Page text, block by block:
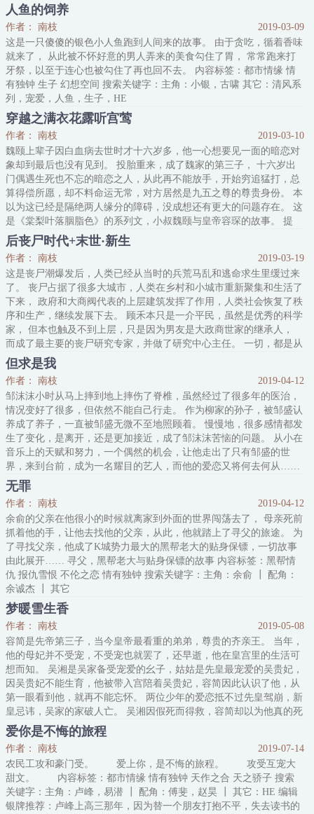
容标签：穿越时空 宫廷侯爵 情有独钟 天之骄子 搜索关键字：主角：
季衡，杨钦显（皇帝） ┃ 配角：许七郎，许氏，季大人，三姐儿，
赵致礼，
人鱼的饲养
作者： 南枝
2019-03-09
这是一只傻傻的银色小人鱼跑到人间来的故事。 由于贪吃，循着香味
就来了， 从此被不怀好意的男人弄来的美食勾住了胃， 常常跑来打
牙祭，以至于连心也被勾住了再也回不去。 内容标签：都市情缘 情
有独钟 生子 幻想空间 搜索关键字：主角：小银，古啸 其它：清风系
列，宠爱，人鱼，生子，HE
穿越之满衣花露听宫莺
作者： 南枝
2019-03-10
魏颐上辈子因白血病去世时才十六岁多，他一心想要见一面的暗恋对
象却到最后也没有见到。 投胎重来，成了魏家的第三子， 十六岁出
门偶遇生死也不忘的暗恋之人，从此再不能放手，开始穷追猛打，总
算得偿所愿，却不料命运无常，对方居然是九五之尊的尊贵身份。 本
以为这已经是隔绝两人缘分的障碍，没成想还有更大的问题存在。 这
是《棠梨叶落胭脂色》的系列文，小叔魏颐与皇帝容琛的故事。 提
示：本文穿越，古代宫廷，年上，父子，雷！ 内容标签：穿越时空
宫廷侯爵 情有独钟 不伦之恋 主角：魏颐，容琛 ┃┃ 其它：父子，
年
后丧尸时代+末世·新生
作者： 南枝
2019-03-19
这是丧尸潮爆发后，人类已经从当时的兵荒马乱和逃命求生里缓过来
了。 丧尸占据了很多大城市，人类在乡村和小城市重新聚集和生活了
下来， 政府和大商阀代表的上层建筑发挥了作用，人类社会恢复了秩
序和生产，继续发展下去。 顾禾本只是一介平民，虽然是优秀的科学
家， 但本也触及不到上层，只是因为男友是大政商世家的继承人，
而成了最主要的丧尸研究专家，并做了研究中心主任。 一切，都是从
这里开始…… 内容标签：豪门世家 情有独钟 天作之和 异能 搜索关
键字：主角：顾禾，肖策 ┃ 配角：关谨 ┃ 其它：丧尸，伪
但求是我
作者： 南枝
2019-04-12
邹沫沫小时从马上摔到地上摔伤了脊椎，虽然经过了很多年的医治，
情况变好了很多，但依然不能自己行走。 作为柳家的孙子，被邹盛认
养成了养子，一直被邹盛无微不至地照顾着。 慢慢地，很多感情都发
生了变化，是离开，还是更加接近，成了邹沫沫苦恼的问题。 从小在
音乐上的天赋和努力，一个偶然的机会，让他走出了只有邹盛的世
界，来到台前，成为一名耀目的艺人，而他的爱恋又将何去何从……
有一种幸福，是可以毫无顾忌地对一个人好，而他的世界里只有你一
个地全心全意地接受。 内容标签：情有独钟 近水楼台 天之骄子 天作
之和
无罪
作者： 南枝
2019-04-12
余俞的父亲在他很小的时候就离家到外面的世界闯荡去了， 母亲死前
抓着他的手，让他去找他的父亲，从此，他就踏上了寻父的旅途。 为
了寻找父亲，他成了K城势力最大的黑帮老大的贴身保镖，一切故事
由此展开…… 寻父，黑帮老大与贴身保镖的故事 内容标签：黑帮情
仇 报仇雪恨 不伦之恋 情有独钟 搜索关键字：主角：余俞 ┃ 配角：
余诚杰 ┃ 其它
梦暖雪生香
作者： 南枝
2019-05-08
容简是先帝第三子，当今皇帝最看重的弟弟，尊贵的齐亲王。 当年，
他的母妃并不受宠，不受宠也就罢了，还早逝，他在皇宫里的生活可
想而知。 吴湘是吴家备受宠爱的幺子，姑姑是先皇最宠爱的吴贵妃，
因吴贵妃不能生育，他被带入宫陪着吴贵妃，容简因此认识了他，从
第一眼看到他，就再不能忘怀。 两位少年的爱恋抵不过先皇驾崩，新
皇忌讳，吴家的家破人亡。 吴湘因假死而得救，容简却以为他真的死
了，活在痛苦和缅怀里，直到七年后，在路上遇到一个和当年吴湘相
像的人，两人的生命轨迹再次绞在一起。 内容标签： 布衣生活 情有
独钟 乔
爱你是不悔的旅程
作者： 南枝
2019-07-14
农民工攻和豪门受。 爱上你，是不悔的旅程。 攻受互宠大
甜文。 内容标签：都市情缘 情有独钟 天作之合 天之骄子 搜索
关键字：主角：卢峰，易潜 ┃ 配角：傅斐，赵昊 ┃ 其它：HE 编辑
银牌推荐：卢峰上高三那年，因为替一个朋友打抱不平，失去读书的